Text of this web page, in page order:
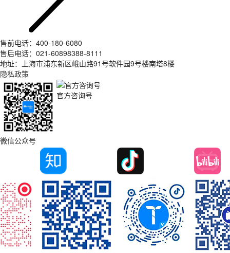
售前电话：400-180-6080
售后电话：021-60898388-8111
地址：上海市浦东新区峨山路91号软件园9号楼南塔8楼
隐私政策
微信公众号
官方咨询号